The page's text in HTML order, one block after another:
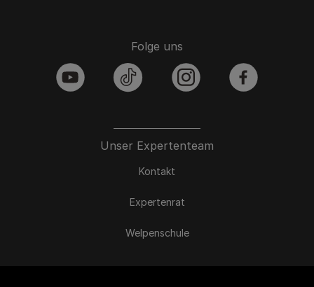
Unser Expertenteam
Kontakt
Expertenrat
Welpenschule
Folge uns
youtube tiktok instagram facebook